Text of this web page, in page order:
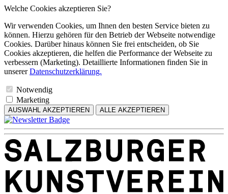
Welche Cookies akzeptieren Sie?
Wir verwenden Cookies, um Ihnen den besten Service bieten zu
können. Hierzu gehören für den Betrieb der Webseite notwendige
Cookies. Darüber hinaus können Sie frei entscheiden, ob Sie
Cookies akzeptieren, die helfen die Performance der Webseite zu
verbessern (Marketing). Detaillierte Informationen finden Sie in
unsererDatenschutzerklärung.
Notwendig
Marketing
AUSWAHL AKZEPTIEREN ALLE AKZEPTIEREN